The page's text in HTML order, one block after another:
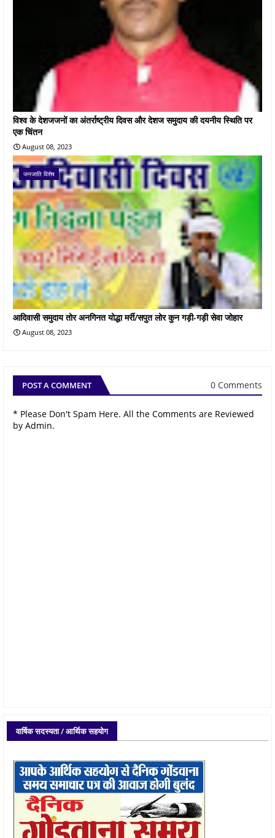
विश्व के देशजजनों का अंतर्राष्ट्रीय दिवस और देशज समुदाय की दयनीय स्थिति पर
एक चिंतन
August 08, 2023
जनजाति विशेष
आदिवासी समुदाय तोर अनगिनत योद्धा मर्री/सपुत लोर कुन गड़ी-गड़ी सेवा जोहार
August 08, 2023
POST A COMMENT 0 Comments
* Please Don't Spam Here. All the Comments are Reviewed
by Admin.
वार्षिक सदस्यता / आर्थिक सहयोग